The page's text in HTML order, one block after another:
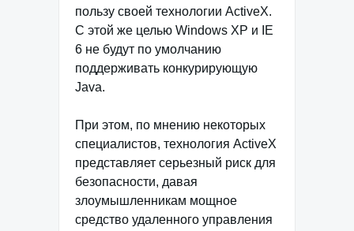
пользу своей технологии ActiveX.
С этой же целью Windows XP и IE
6 не будут по умолчанию
поддерживать конкурирующую
Java.
При этом, по мнению некоторых
специалистов, технология ActiveX
представляет серьезный риск для
безопасности, давая
злоумышленникам мощное
средство удаленного управления